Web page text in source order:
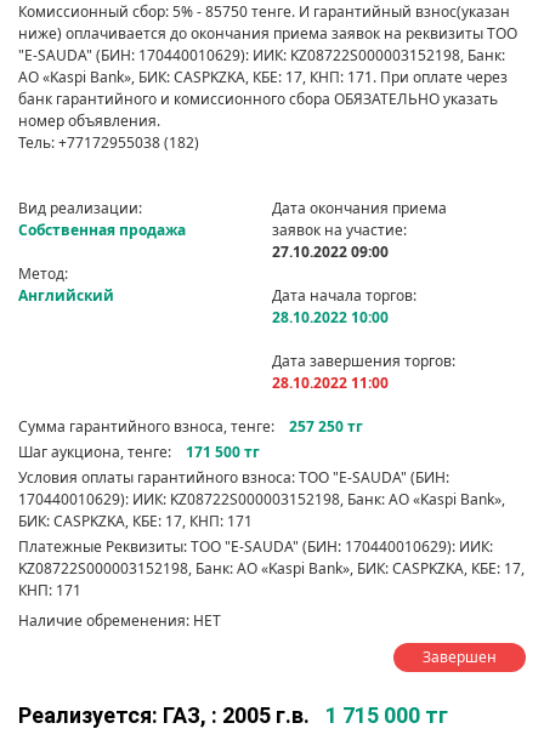
Комиссионный сбор: 5% - 85750 тенге. И гарантийный взнос(указан
ниже) оплачивается до окончания приема заявок на реквизиты ТОО
"E-SAUDA" (БИН: 170440010629): ИИК: KZ08722S000003152198, Банк:
АО «Kaspi Bank», БИК: CASPKZKA, КБЕ: 17, КНП: 171. При оплате через
банк гарантийного и комиссионного сбора ОБЯЗАТЕЛЬНО указать
номер объявления.
Тель: +77172955038 (182)
Вид реализации:
Собственная продажа
Метод:
Английский
Дата окончания приема
заявок на участие:
27.10.2022 09:00
Дата начала торгов:
28.10.2022 10:00
Дата завершения торгов:
28.10.2022 11:00
Сумма гарантийного взноса, тенге:
257 250 тг
Шаг аукциона, тенге:
171 500 тг
Условия оплаты гарантийного взноса: ТОО "E-SAUDA" (БИН:
170440010629): ИИК: KZ08722S000003152198, Банк: АО «Kaspi Bank»,
БИК: CASPKZKA, КБЕ: 17, КНП: 171
Платежные Реквизиты: ТОО "E-SAUDA" (БИН: 170440010629): ИИК:
KZ08722S000003152198, Банк: АО «Kaspi Bank», БИК: CASPKZKA, КБЕ: 17,
КНП: 171
Наличие обременения: НЕТ
Завершен
Реализуется: ГАЗ, : 2005 г.в. 1 715 000 тг